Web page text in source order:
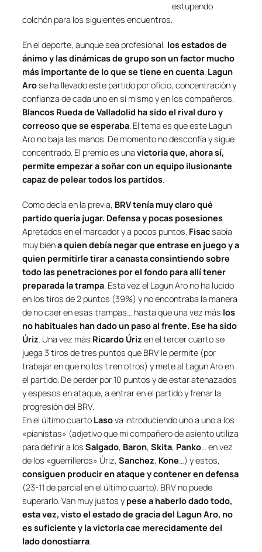
estupendo
colchón para los siguientes encuentros.
En el deporte, aunque sea profesional, los estados de
ánimo y las dinámicas de grupo son un factor mucho
más importante de lo que se tiene en cuenta. Lagun
Arose ha llevado este partido por oficio, concentración y
confianza de cada uno en sí mismo y en los compañeros.
Blancos Rueda de Valladolid ha sido el rival duro y
correoso que se esperaba. El tema es que este Lagun
Aro no baja las manos. De momento no desconfía y sigue
concentrado. El premio es una victoria que, ahora sí,
permite empezar a soñar con un equipo ilusionante
capaz de pelear todos los partidos.
Como decía en la previa, BRV tenía muy claro qué
partido quería jugar. Defensa y pocas posesiones.
Apretados en el marcador y a pocos puntos. Fisacsabía
muy biena quien debía negar que entrase en juego y a
quien permitirle tirar a canastaconsintiendo sobre
todo las penetraciones por el fondo para allí tener
preparada la trampa. Esta vez el Lagun Aro no ha lucido
en los tiros de 2 puntos (39%) y no encontraba la manera
de no caer en esas trampas… hasta que una vez más los
no habituales han dado un paso al frente. Ese ha sido
Úriz. Una vez más Ricardo Úriz en el tercer cuarto se
juega 3 tiros de tres puntos que BRV le permite (por
trabajar en que no los tiren otros) y mete al Lagun Aro en
el partido. De perder por 10 puntos y de estar atenazados
y espesos en ataque, a entrar en el partido y frenar la
progresión del BRV.
En el último cuarto Lasova introduciendo uno a uno a los
«pianistas» (adjetivo que mi compañero de asiento utiliza
para definir a los Salgado, Baron, Skita, Panko… en vez
de los «guerrilleros» Úriz, Sanchez, Kone…) y estos,
consiguen producir en ataque y contener en defensa
(23-11 de parcial en el último cuarto). BRV no puede
superarlo. Van muy justos y pese a haberlo dado todo,
esta vez, visto el estado de gracia del Lagun Aro, no
es suficiente y la victoria cae merecidamente del
lado donostiarra.